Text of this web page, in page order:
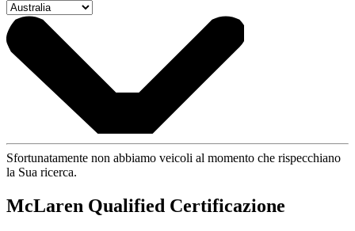
Sfortunatamente non abbiamo veicoli al momento che rispecchiano
la Sua ricerca.
McLaren Qualified Certificazione